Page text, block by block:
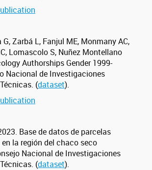
Zarbá L, Fanjul ME, Monmany AC,
Lomascolo S, Nuñez Montellano
Authorships Gender 1999-
Nacional de Investigaciones
(dataset).
Base de datos de parcelas
la región del chaco seco
Nacional de Investigaciones
(dataset).